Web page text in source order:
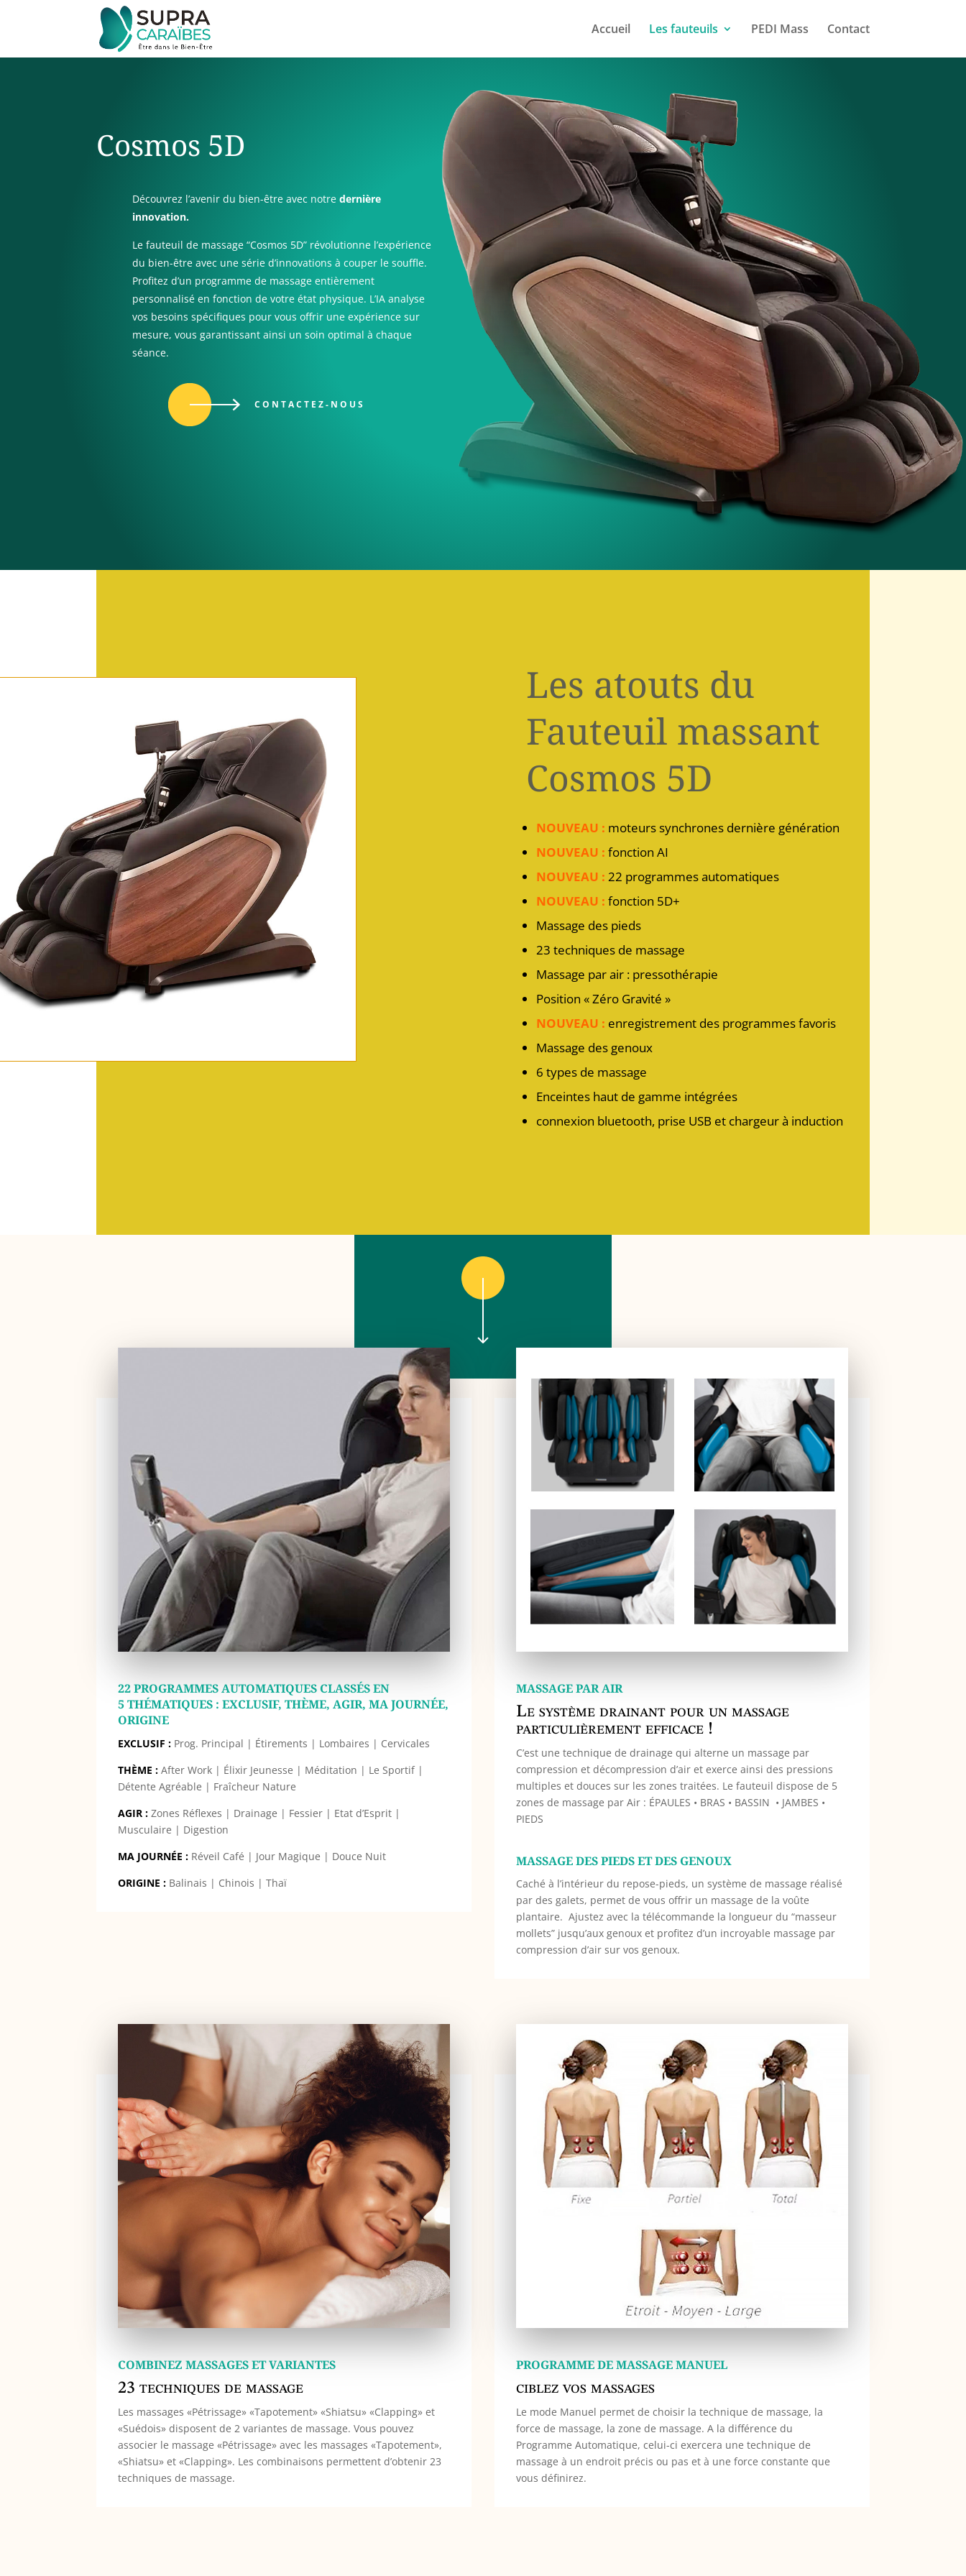
Accueil Les fauteuils PEDI Mass Contact
Cosmos 5D
Découvrez l’avenir du bien-être avec notredernière
innovation.
Le fauteuil de massage “Cosmos 5D” révolutionne l’expérience
du bien-être avec une série d’innovations à couper le souffle.
Profitez d’un programme de massage entièrement
personnalisé en fonction de votre état physique. L’IA analyse
vos besoins spécifiques pour vous offrir une expérience sur
mesure, vous garantissant ainsi un soin optimal à chaque
séance.
CONTACTEZ-NOUS
Les atouts du
Fauteuil massant
Cosmos 5D
NOUVEAU : moteurs synchrones dernière génération
NOUVEAU : fonction AI
NOUVEAU : 22 programmes automatiques
NOUVEAU : fonction 5D+
Massage des pieds
23 techniques de massage
Massage par air : pressothérapie
Position « Zéro Gravité »
NOUVEAU : enregistrement des programmes favoris
Massage des genoux
6 types de massage
Enceintes haut de gamme intégrées
connexion bluetooth, prise USB et chargeur à induction
22 PROGRAMMES AUTOMATIQUES CLASSÉS EN
5 THÉMATIQUES : EXCLUSIF, THÈME, AGIR, MA JOURNÉE,
ORIGINE
EXCLUSIF : Prog. Principal | Étirements | Lombaires | Cervicales
THÈME : After Work | Élixir Jeunesse | Méditation | Le Sportif |
Détente Agréable | Fraîcheur Nature
AGIR : Zones Réflexes | Drainage | Fessier | Etat d’Esprit |
Musculaire | Digestion
MA JOURNÉE : Réveil Café | Jour Magique | Douce Nuit
ORIGINE : Balinais | Chinois | Thaï
MASSAGE PAR AIR
Le système drainant pour un massage
particulièrement efficace !
C’est une technique de drainage qui alterne un massage par
compression et décompression d’air et exerce ainsi des pressions
multiples et douces sur les zones traitées. Le fau­teuil dispose de 5
zones de massage par Air : ÉPAULES • BRAS • BASSIN • JAMBES •
PIEDS
MASSAGE DES PIEDS ET DES GENOUX
Caché à l’intérieur du repose-pieds, un système de massage réalisé
par des galets, permet de vous offrir un massage de la voûte
plantaire. Ajustez avec la télécommande la longueur du “masseur
mollets” jusqu’aux genoux et profitez d’un incroyable massage par
compression d’air sur vos genoux.
COMBINEZ MASSAGES ET VARIANTES
23 techniques de massage
Les massages «Pétrissage» «Tapotement» «Shiatsu» «Clapping» et
«Suédois» disposent de 2 variantes de massage. Vous pouvez
associer le massage «Pétrissage» avec les massages «Tapotement»,
«Shiatsu» et «Clapping». Les combinaisons permettent d’obtenir 23
techniques de massage.
PROGRAMME DE MASSAGE MANUEL
ciblez vos massages
Le mode Manuel permet de choisir la technique de mas­sage, la
force de massage, la zone de massage. A la différence du
Programme Automatique, celui-ci exercera une technique de
massage à un endroit précis ou pas et à une force constante que
vous définirez.